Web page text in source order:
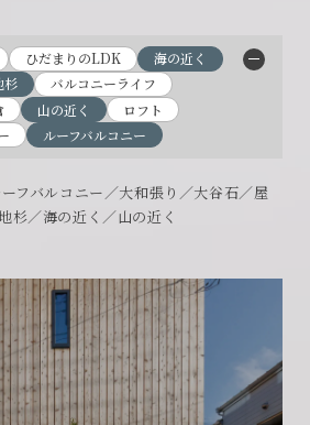
ひだまりのLDK
海の近く
杉
バルコニーライフ
山の近く
ロフト
ルーフバルコニー
ーフバルコニー／大和張り／大谷石／屋
杉／海の近く／山の近く